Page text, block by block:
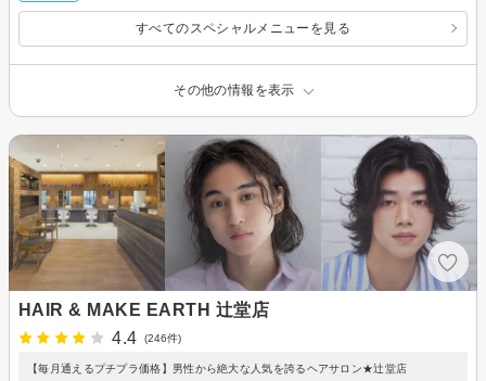
すべてのスペシャルメニューを見る
その他の情報を表示
HAIR & MAKE EARTH 辻堂店
4.4
(246件)
【毎月通えるプチプラ価格】男性から絶大な人気を誇るヘアサロン★辻堂店